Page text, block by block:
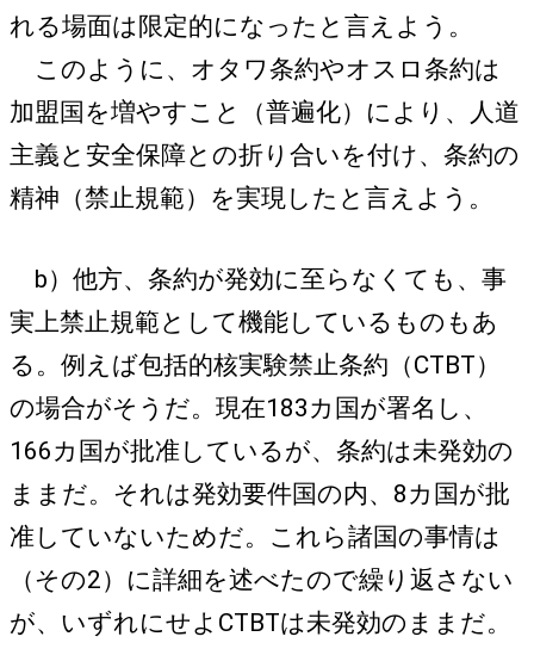
れる場面は限定的になったと言えよう。
このように、オタワ条約やオスロ条約は
加盟国を増やすこと（普遍化）により、人道
主義と安全保障との折り合いを付け、条約の
精神（禁止規範）を実現したと言えよう。
b）他方、条約が発効に至らなくても、事
実上禁止規範として機能しているものもあ
る。例えば包括的核実験禁止条約（CTBT）
の場合がそうだ。現在183カ国が署名し、
166カ国が批准しているが、条約は未発効の
ままだ。それは発効要件国の内、8カ国が批
准していないためだ。これら諸国の事情は
（その2）に詳細を述べたので繰り返さない
が、いずれにせよCTBTは未発効のままだ。